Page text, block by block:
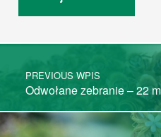
Post navigation
PREVIOUS WPIS
Odwołane zebranie – 22